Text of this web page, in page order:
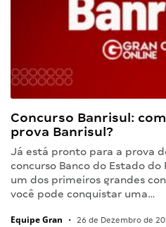
Concurso Banrisul:
prova Banrisul?
Já está pronto para a prova
concurso Banco do Estado do
um dos primeiros grandes
você pode conquistar uma…
Equipe Gran • 26 de Dezembro de